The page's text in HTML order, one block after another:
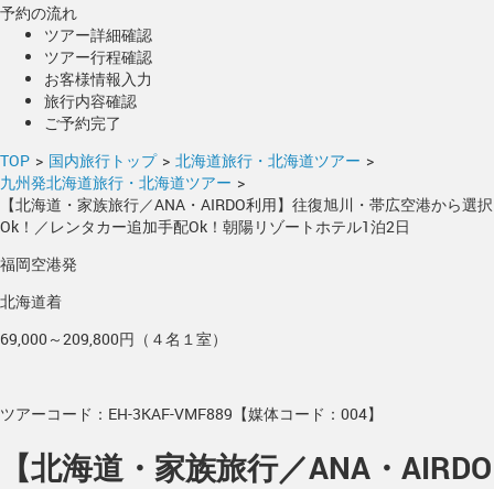
予約の流れ
ツアー詳細確認
ツアー行程確認
お客様情報入力
旅行内容確認
ご予約完了
TOP > 国内旅行トップ > 北海道旅行・北海道ツアー >
九州発北海道旅行・北海道ツアー >
【北海道・家族旅行／ANA・AIRDO利用】往復旭川・帯広空港から選択
Ok！／レンタカー追加手配Ok！朝陽リゾートホテル1泊2日
福岡空港発
北海道着
69,000～209,800円（４名１室）
ツアーコード：EH-3KAF-VMF889【媒体コード：004】
【北海道・家族旅行／ANA・AIRDO